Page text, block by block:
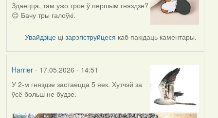
Здаецца, там ужо трое ў першым гняздзе?
😊 Бачу тры галоўкі.
Увайдзіце цізарэгіструйцеся каб пакідаць каментары.
Harrier- 17.05.2026 - 14:51
У 2-м гняздзе застаецца 5 яек. Хутчэй за
ўсё больш не будзе.